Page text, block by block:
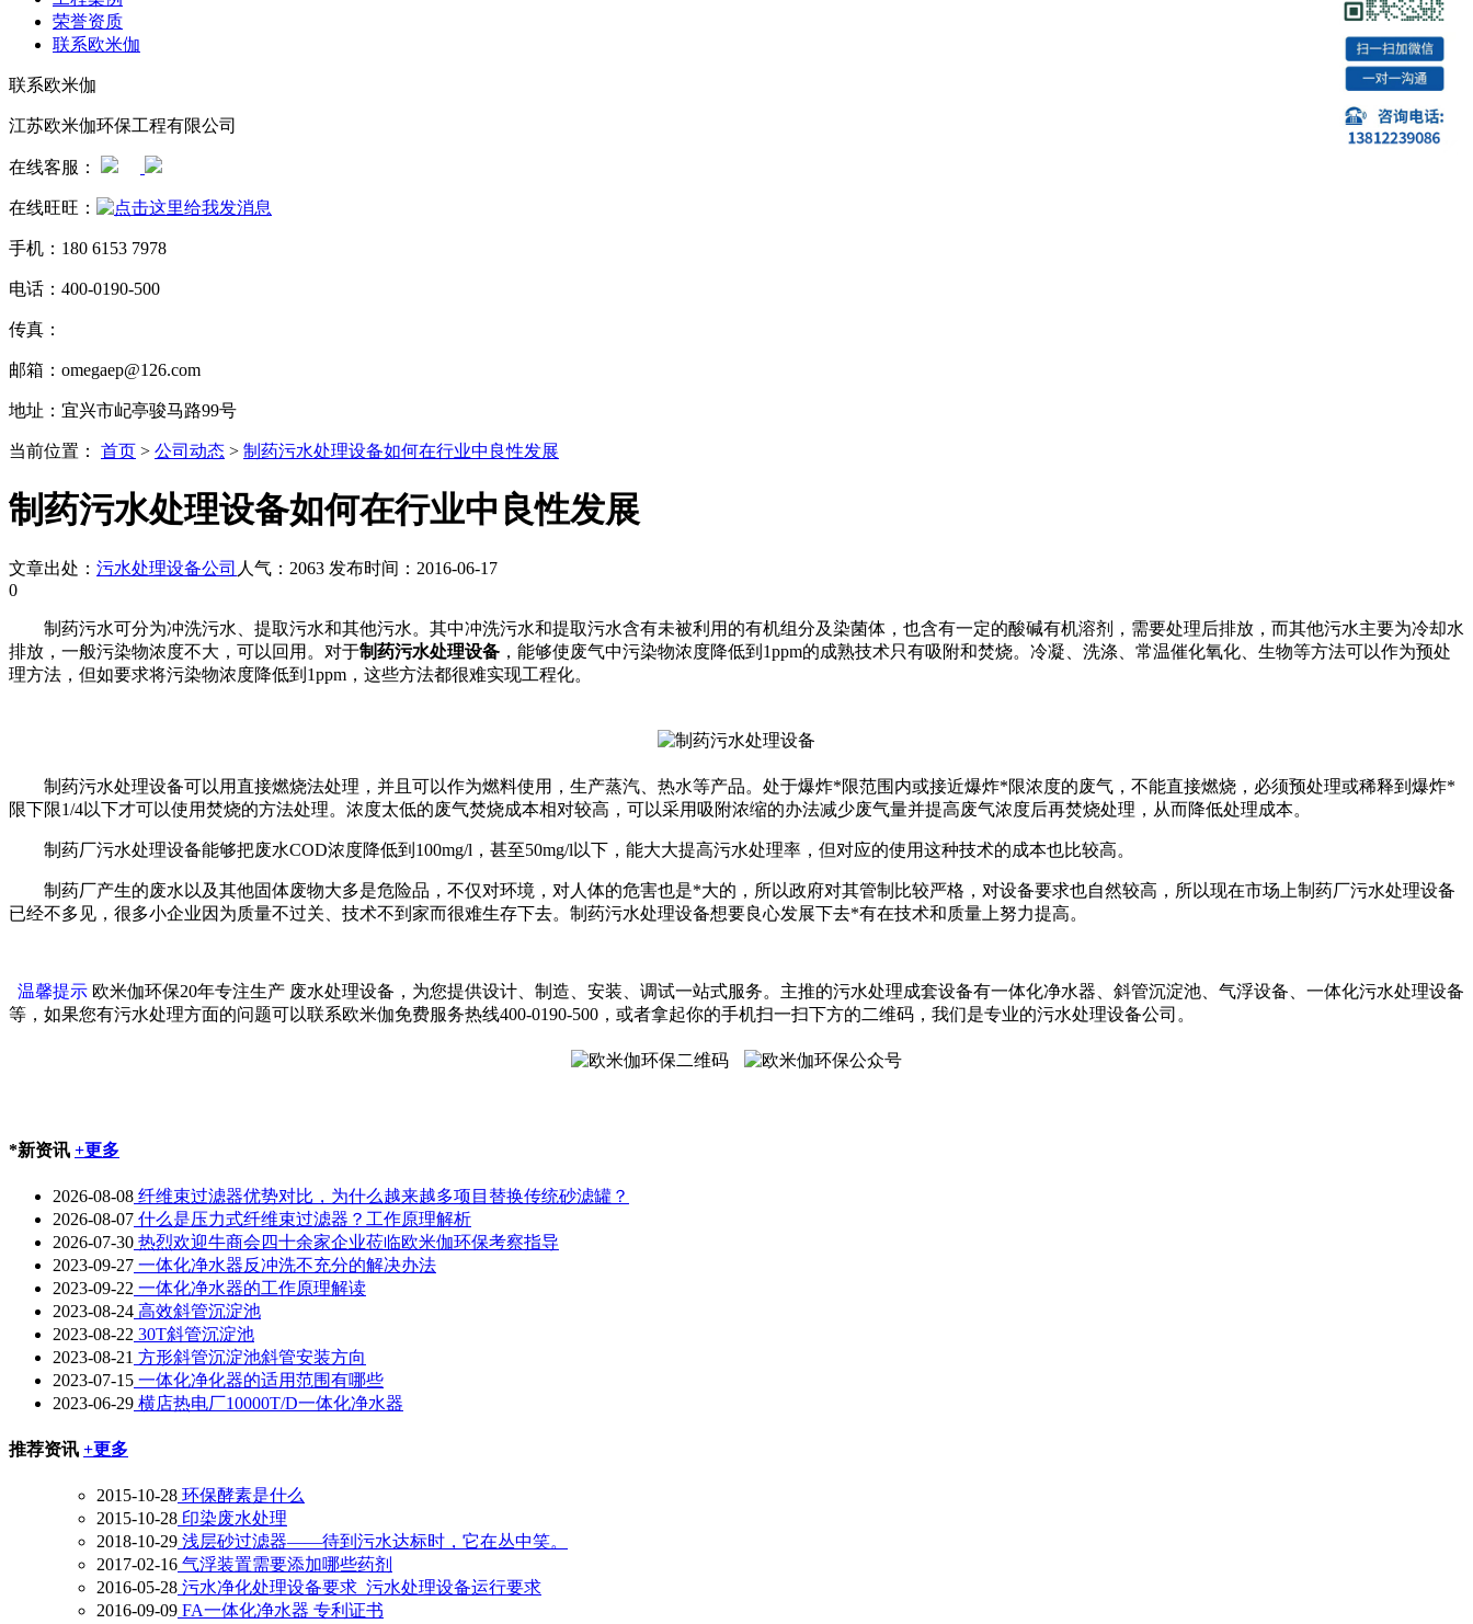
荣誉资质
联系欧米伽
联系欧米伽
江苏欧米伽环保工程有限公司
在线客服：
在线旺旺：
手机：180 6153 7978
电话：400-0190-500
传真：
邮箱：omegaep@126.com
地址：宜兴市屺亭骏马路99号
当前位置： 首页 > 公司动态 > 制药污水处理设备如何在行业中良性发展
制药污水处理设备如何在行业中良性发展
文章出处： 污水处理设备公司 人气：2063 发布时间：2016-06-17
0
制药污水可分为冲洗污水、提取污水和其他污水。其中冲洗污水和提取污水含有未被利用的有机组分及染菌体，也含有一定的酸碱有机溶剂，需要处理后排放，而其他污水主要为冷却水
排放，一般污染物浓度不大，可以回用。对于制药污水处理设备 ，能够使废气中污染物浓度降低到1ppm的成熟技术只有吸附和焚烧。冷凝、洗涤、常温催化氧化、生物等方法可以作为预处
理方法，但如要求将污染物浓度降低到1ppm，这些方法都很难实现工程化。
制药污水处理设备可以用直接燃烧法处理，并且可以作为燃料使用，生产蒸汽、热水等产品。处于爆炸*限范围内或接近爆炸*限浓度的废气，不能直接燃烧，必须预处理或稀释到爆炸*
限下限1/4以下才可以使用焚烧的方法处理。浓度太低的废气焚烧成本相对较高，可以采用吸附浓缩的办法减少废气量并提高废气浓度后再焚烧处理，从而降低处理成本。
制药厂污水处理设备能够把废水COD浓度降低到100mg/l，甚至50mg/l以下，能大大提高污水处理率，但对应的使用这种技术的成本也比较高。
制药厂产生的废水以及其他固体废物大多是危险品，不仅对环境，对人体的危害也是*大的，所以政府对其管制比较严格，对设备要求也自然较高，所以现在市场上制药厂污水处理设备
已经不多见，很多小企业因为质量不过关、技术不到家而很难生存下去。制药污水处理设备想要良心发展下去*有在技术和质量上努力提高。
温馨提示 欧米伽环保20年专注生产 废水处理设备，为您提供设计、制造、安装、调试一站式服务。主推的污水处理成套设备有一体化净水器、斜管沉淀池、气浮设备、一体化污水处理设备
等，如果您有污水处理方面的问题可以联系欧米伽免费服务热线400-0190-500，或者拿起你的手机扫一扫下方的二维码，我们是专业的污水处理设备公司。
*新资讯 +更多
2026-08-08 纤维束过滤器优势对比，为什么越来越多项目替换传统砂滤罐？
2026-08-07 什么是压力式纤维束过滤器？工作原理解析
2026-07-30 热烈欢迎牛商会四十余家企业莅临欧米伽环保考察指导
2023-09-27 一体化净水器反冲洗不充分的解决办法
2023-09-22 一体化净水器的工作原理解读
2023-08-24 高效斜管沉淀池
2023-08-22 30T斜管沉淀池
2023-08-21 方形斜管沉淀池斜管安装方向
2023-07-15 一体化净化器的适用范围有哪些
2023-06-29 横店热电厂10000T/D一体化净水器
推荐资讯 +更多
2015-10-28 环保酵素是什么
2015-10-28 印染废水处理
2018-10-29 浅层砂过滤器——待到污水达标时，它在丛中笑。
2017-02-16 气浮装置需要添加哪些药剂
2016-05-28 污水净化处理设备要求_污水处理设备运行要求
2016-09-09 FA一体化净水器 专利证书